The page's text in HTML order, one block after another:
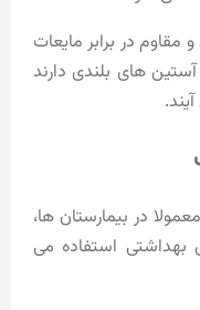
در برابر مایعات
های بلندی دارند
در بیمارستان ها،
بهداشتی استفاده می